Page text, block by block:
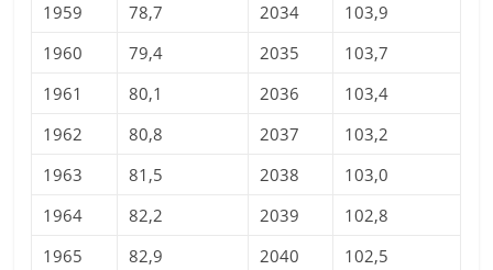
1959
78,7 2034
103,9
1960
79,4 2035
103,7
1961
80,1 2036
103,4
1962
80,8 2037
103,2
1963
81,5 2038
103,0
1964
82,2 2039
102,8
1965
82,9 2040
102,5